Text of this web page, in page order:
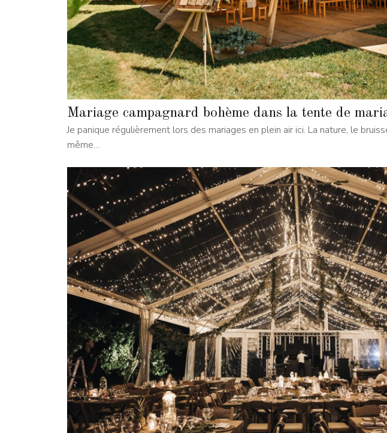
Mariage campagnard bohème dans la tente de
Je panique régulièrement lors des mariages en plein air ici. La nature, le
même…